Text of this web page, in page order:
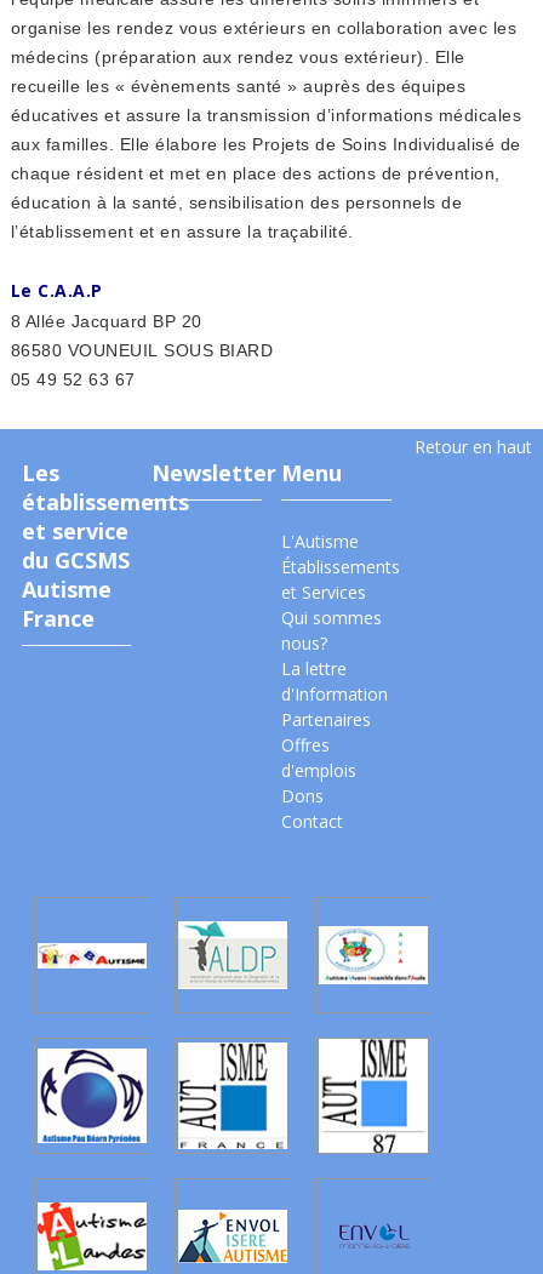
organise les rendez vous extérieurs en collaboration avec les
médecins (préparation aux rendez vous extérieur). Elle
recueille les « évènements santé » auprès des équipes
éducatives et assure la transmission d’informations médicales
aux familles. Elle élabore les Projets de Soins Individualisé de
chaque résident et met en place des actions de prévention,
éducation à la santé, sensibilisation des personnels de
l’établissement et en assure la traçabilité.
Le C.A.A.P
8 Allée Jacquard BP 20
86580 VOUNEUIL SOUS BIARD
05 49 52 63 67
Retour en haut
Les
établissements
et service
du GCSMS
Autisme
France
Newsletter Menu
L'Autisme
Établissements
et Services
Qui sommes
nous?
La lettre
d'Information
Partenaires
Offres
d'emplois
Dons
Contact